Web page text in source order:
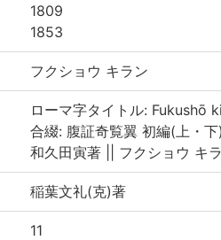
1809
1853
フクショウ キラン
ローマ字タイトル: Fukushō
合綴: 腹証奇覧翼 初編(上・
和久田寅著 || フクショウ キ
稲葉文礼(克)著
11